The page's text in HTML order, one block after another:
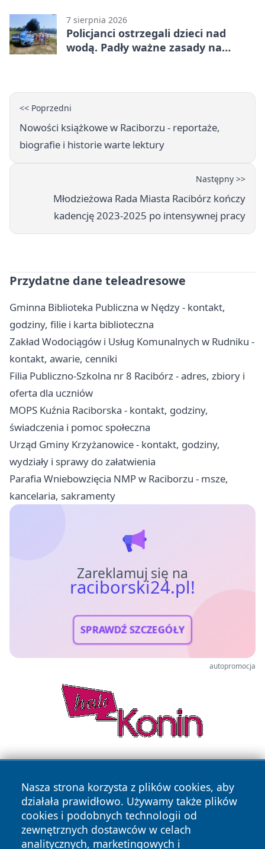
7 sierpnia 2026
Policjanci ostrzegali dzieci nad
wodą. Padły ważne zasady na
<< Poprzedni
Nowości książkowe w Raciborzu - reportaże,
biografie i historie warte lektury
Następny >>
Młodzieżowa Rada Miasta Racibórz kończy
kadencję 2023-2025 po intensywnej pracy
Przydatne dane teleadresowe
Gminna Biblioteka Publiczna w Nędzy - kontakt,
godziny, filie i karta biblioteczna
Zakład Wodociągów i Usług Komunalnych w Rudniku -
kontakt, awarie, cenniki
Filia Publiczno-Szkolna nr 8 Racibórz - adres, zbiory i
oferta dla uczniów
MOPS Kuźnia Raciborska - kontakt, godziny,
świadczenia i pomoc społeczna
Urząd Gminy Krzyżanowice - kontakt, godziny,
wydziały i sprawy do załatwienia
Parafia Wniebowzięcia NMP w Raciborzu - msze,
kancelaria, sakramenty
Zareklamuj się na
raciborski24.pl!
SPRAWDŹ SZCZEGÓŁY
autopromocja
Nasza strona korzysta z plików cookies, aby
działała prawidłowo. Używamy także plików
cookies i podobnych technologii od
zewnętrznych dostawców w celach
analitycznych, marketingowych i
Copyright © 2026 raciborski24.pl Wszystkie prawa
zastrzeżone.